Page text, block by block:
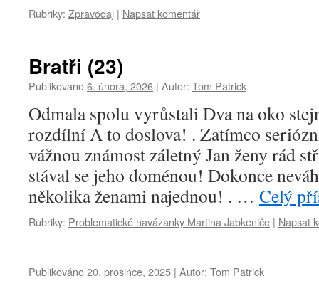
Rubriky: Zpravodaj | Napsat komentář
Bratři (23)
Publikováno6. února, 2026 | Autor: Tom Patrick
Odmala spolu vyrůstali Dva na oko
rozdílní A to doslova! . Zatímco
vážnou známost záletný Jan ženy rád
stával se jeho doménou! Dokonce
několika ženami najednou! . … Celý
Rubriky: Problematické navázanky Martina Jabkeniče | Napsat
Publikováno20. prosince, 2025 | Autor: Tom Patrick